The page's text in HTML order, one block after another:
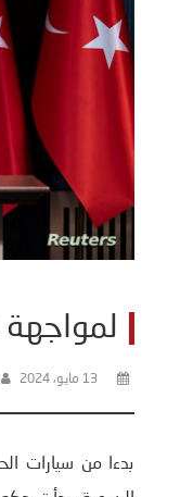
13 مايو، 2024
بدءا من سيارات